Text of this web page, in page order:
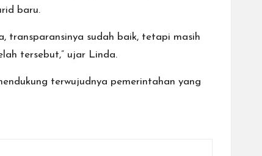
baru.
transparansinya sudah baik, tetapi masih
tersebut,” ujar Linda.
terwujudnya pemerintahan yang